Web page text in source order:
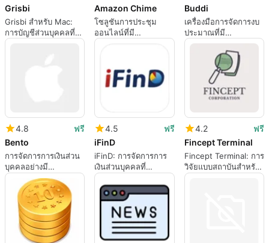
Grisbi
Grisbi สำหรับ Mac:
การบัญชีส่วนบุคคลที่
เน้นท้องถิ่นพร้อมความ
Amazon Chime
โซลูชันการประชุม
ออนไลน์ที่มี
ประสิทธิภาพด้วย
Buddi
เครื่องมือการจัดการงบ
ประมาณที่มี
ประสิทธิภาพสำหรับ
4.8
ฟรี
Bento
การจัดการการเงินส่วน
บุคคลอย่างมี
ประสิทธิภาพด้วย
Bento
4.5
ฟรี
iFinD
iFinD: การจัดการการ
เงินส่วนบุคคลที่
ครอบคลุมสำหรับ Mac
4.2
ฟรี
Fincept Terminal
Fincept Terminal: การ
วิจัยแบบสถาบันสำหรับ
นักลงทุนหุ้นอินเดีย